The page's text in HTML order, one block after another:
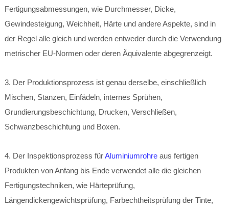
Fertigungsabmessungen, wie Durchmesser, Dicke,
Gewindesteigung, Weichheit, Härte und andere Aspekte, sind in
der Regel alle gleich und werden entweder durch die Verwendung
metrischer EU-Normen oder deren Äquivalente abgegrenzeigt.
3. Der Produktionsprozess ist genau derselbe, einschließlich
Mischen, Stanzen, Einfädeln, internes Sprühen,
Grundierungsbeschichtung, Drucken, Verschließen,
Schwanzbeschichtung und Boxen.
4. Der Inspektionsprozess fürAluminiumrohreaus fertigen
Produkten von Anfang bis Ende verwendet alle die gleichen
Fertigungstechniken, wie Härteprüfung,
Längendickengewichtsprüfung, Farbechtheitsprüfung der Tinte,